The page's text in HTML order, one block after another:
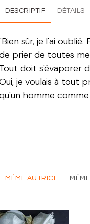
DESCRIPTIF DÉTAILS
"Bien sûr, je l'ai
de prier de toutes
Tout doit s'évaporer
Oui, je voulais à tout
qu'un homme comme
MÊME AUTRICE